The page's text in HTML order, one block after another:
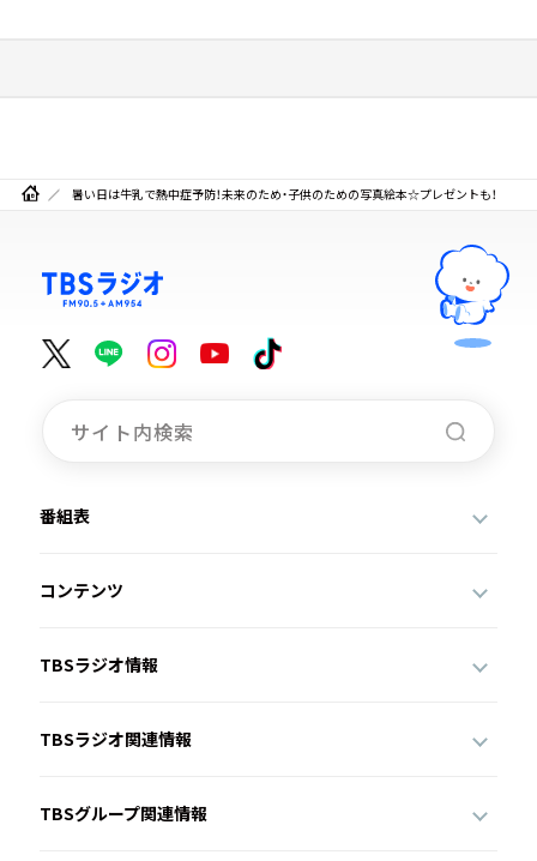
暑い日は牛乳で熱中症予防！未来のため・子供のための写真絵本☆プレゼントも！
番組表
コンテンツ
TBSラジオ情報
TBSラジオ関連情報
TBSグループ関連情報